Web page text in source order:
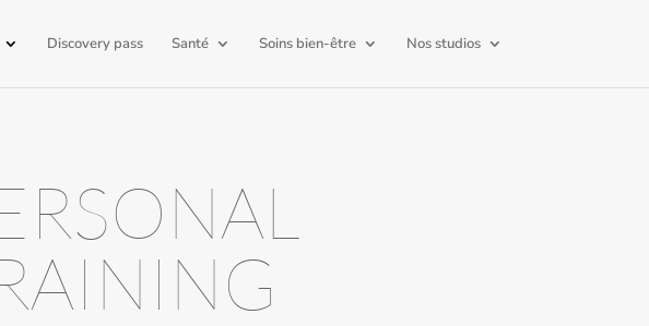
Discovery pass Santé Soins bien-être Nos studios